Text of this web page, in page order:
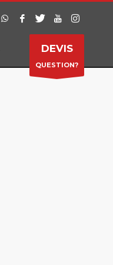
DEVIS
QUESTION?